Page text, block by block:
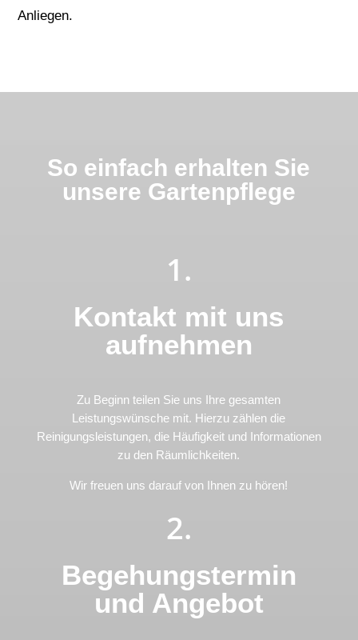
Anliegen.
So einfach erhalten Sie
unsere Gartenpflege
1.
Kontakt mit uns
aufnehmen
Zu Beginn teilen Sie uns Ihre gesamten
Leistungswünsche mit. Hierzu zählen die
Reinigungsleistungen, die Häufigkeit und Informationen
zu den Räumlichkeiten.
Wir freuen uns darauf von Ihnen zu hören!
2.
Begehungstermin
und Angebot